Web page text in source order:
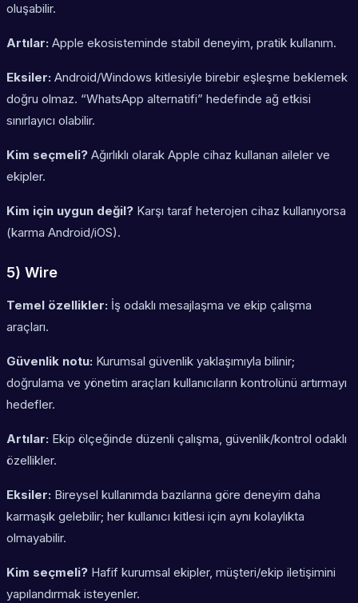
oluşabilir.
Artılar: Apple ekosisteminde stabil deneyim, pratik kullanım.
Eksiler: Android/Windows kitlesiyle birebir eşleşme beklemek
doğru olmaz. “WhatsApp alternatifi” hedefinde ağ etkisi
sınırlayıcı olabilir.
Kim seçmeli? Ağırlıklı olarak Apple cihaz kullanan aileler ve
ekipler.
Kim için uygun değil? Karşı taraf heterojen cihaz kullanıyorsa
(karma Android/iOS).
5) Wire
Temel özellikler: İş odaklı mesajlaşma ve ekip çalışma
araçları.
Güvenlik notu: Kurumsal güvenlik yaklaşımıyla bilinir;
doğrulama ve yönetim araçları kullanıcıların kontrolünü artırmayı
hedefler.
Artılar: Ekip ölçeğinde düzenli çalışma, güvenlik/kontrol odaklı
özellikler.
Eksiler: Bireysel kullanımda bazılarına göre deneyim daha
karmaşık gelebilir; her kullanıcı kitlesi için aynı kolaylıkta
olmayabilir.
Kim seçmeli? Hafif kurumsal ekipler, müşteri/ekip iletişimini
yapılandırmak isteyenler.